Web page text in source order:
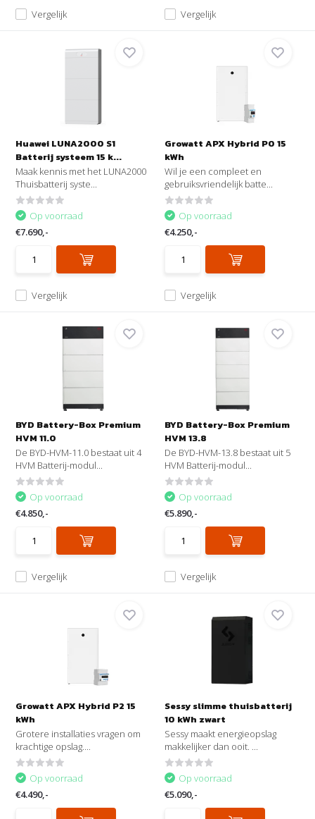
Vergelijk Vergelijk
Huawei LUNA2000 S1
Batterij systeem 15 k...
Maak kennis met het LUNA2000
Thuisbatterij syste...
Vergelijk
Op voorraad
€7.690,-
Growatt APX Hybrid P0 15
kWh
Wil je een compleet en
gebruiksvriendelijk batte...
Vergelijk
Op voorraad
€4.250,-
BYD Battery-Box Premium
HVM 11.0
De BYD-HVM-11.0 bestaat uit 4
HVM Batterij-modul...
Vergelijk
Op voorraad
€4.850,-
BYD Battery-Box Premium
HVM 13.8
De BYD-HVM-13.8 bestaat uit 5
HVM Batterij-modul...
Vergelijk
Op voorraad
€5.890,-
Growatt APX Hybrid P2 15
kWh
Grotere installaties vragen om
krachtige opslag....
Op voorraad
€4.490,-
Sessy slimme thuisbatterij
10 kWh zwart
Sessy maakt energieopslag
makkelijker dan ooit. ...
Op voorraad
€5.090,-